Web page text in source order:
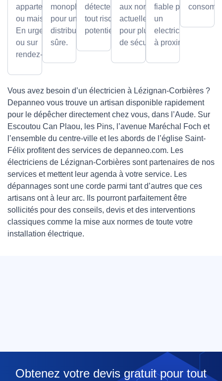
appartement
ou maison.
En urgence
ou sur
rendez-vous
monophasé)
pour une
distribution
sûre.
détecter
tout risque
potentiel.
aux normes
actuelles
pour plus
de sécurité.
fiable par
un
electricien
à proximité
Vous avez besoin d’un électricien à Lézignan-Corbières ?
Depanneo vous trouve un artisan disponible rapidement
pour le dépêcher directement chez vous, dans l’Aude. Sur
Escoutou Can Plaou, les Pins, l’avenue Maréchal Foch et
l’ensemble du centre-ville et les abords de l’église Saint-
Félix profitent des services de depanneo.com. Les
électriciens de Lézignan-Corbières sont partenaires de nos
services et mettent leur agenda à votre service. Les
dépannages sont une corde parmi tant d’autres que ces
artisans ont à leur arc. Ils pourront parfaitement être
sollicités pour des conseils, devis et des interventions
classiques comme la mise aux normes de toute votre
installation électrique.
Obtenez votre devis gratuit pour tout